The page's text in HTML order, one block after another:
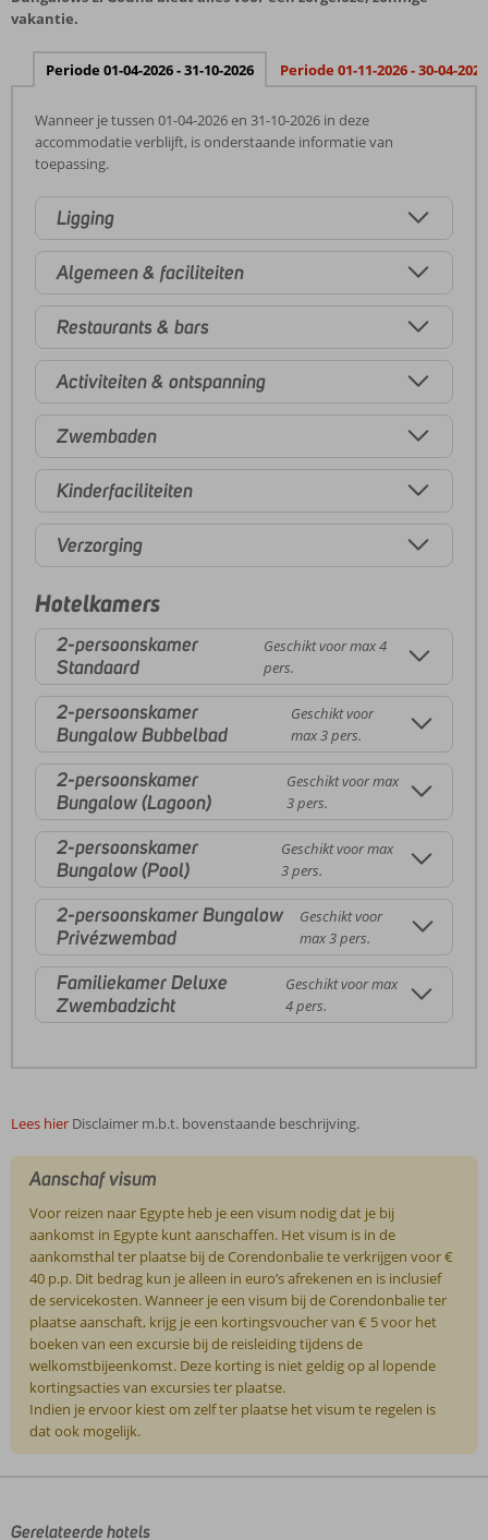
vakantie.
Periode 01-04-2026 - 31-10-2026 Periode 01-11-2026 - 30-04-2027
Wanneer je tussen 01-04-2026 en 31-10-2026 in deze
accommodatie verblijft, is onderstaande informatie van
toepassing.
Ligging
Algemeen & faciliteiten
Restaurants & bars
Activiteiten & ontspanning
Zwembaden
Kinderfaciliteiten
Verzorging
Hotelkamers
2-persoonskamer
Standaard
Geschikt voor max 4
pers.
2-persoonskamer
Bungalow Bubbelbad
Geschikt voor
max 3 pers.
2-persoonskamer
Bungalow (Lagoon)
Geschikt voor max
3 pers.
2-persoonskamer
Bungalow (Pool)
Geschikt voor max
3 pers.
2-persoonskamer Bungalow
Privézwembad
Geschikt voor
max 3 pers.
Familiekamer Deluxe
Zwembadzicht
Geschikt voor max
4 pers.
Lees hier Disclaimer m.b.t. bovenstaande beschrijving.
Aanschaf visum
Voor reizen naar Egypte heb je een visum nodig dat je bij
aankomst in Egypte kunt aanschaffen. Het visum is in de
aankomsthal ter plaatse bij de Corendonbalie te verkrijgen voor €
40 p.p. Dit bedrag kun je alleen in euro’s afrekenen en is inclusief
de servicekosten. Wanneer je een visum bij de Corendonbalie ter
plaatse aanschaft, krijg je een kortingsvoucher van € 5 voor het
boeken van een excursie bij de reisleiding tijdens de
welkomstbijeenkomst. Deze korting is niet geldig op al lopende
kortingsacties van excursies ter plaatse.
Indien je ervoor kiest om zelf ter plaatse het visum te regelen is
dat ook mogelijk.
door
Gerelateerde hotels